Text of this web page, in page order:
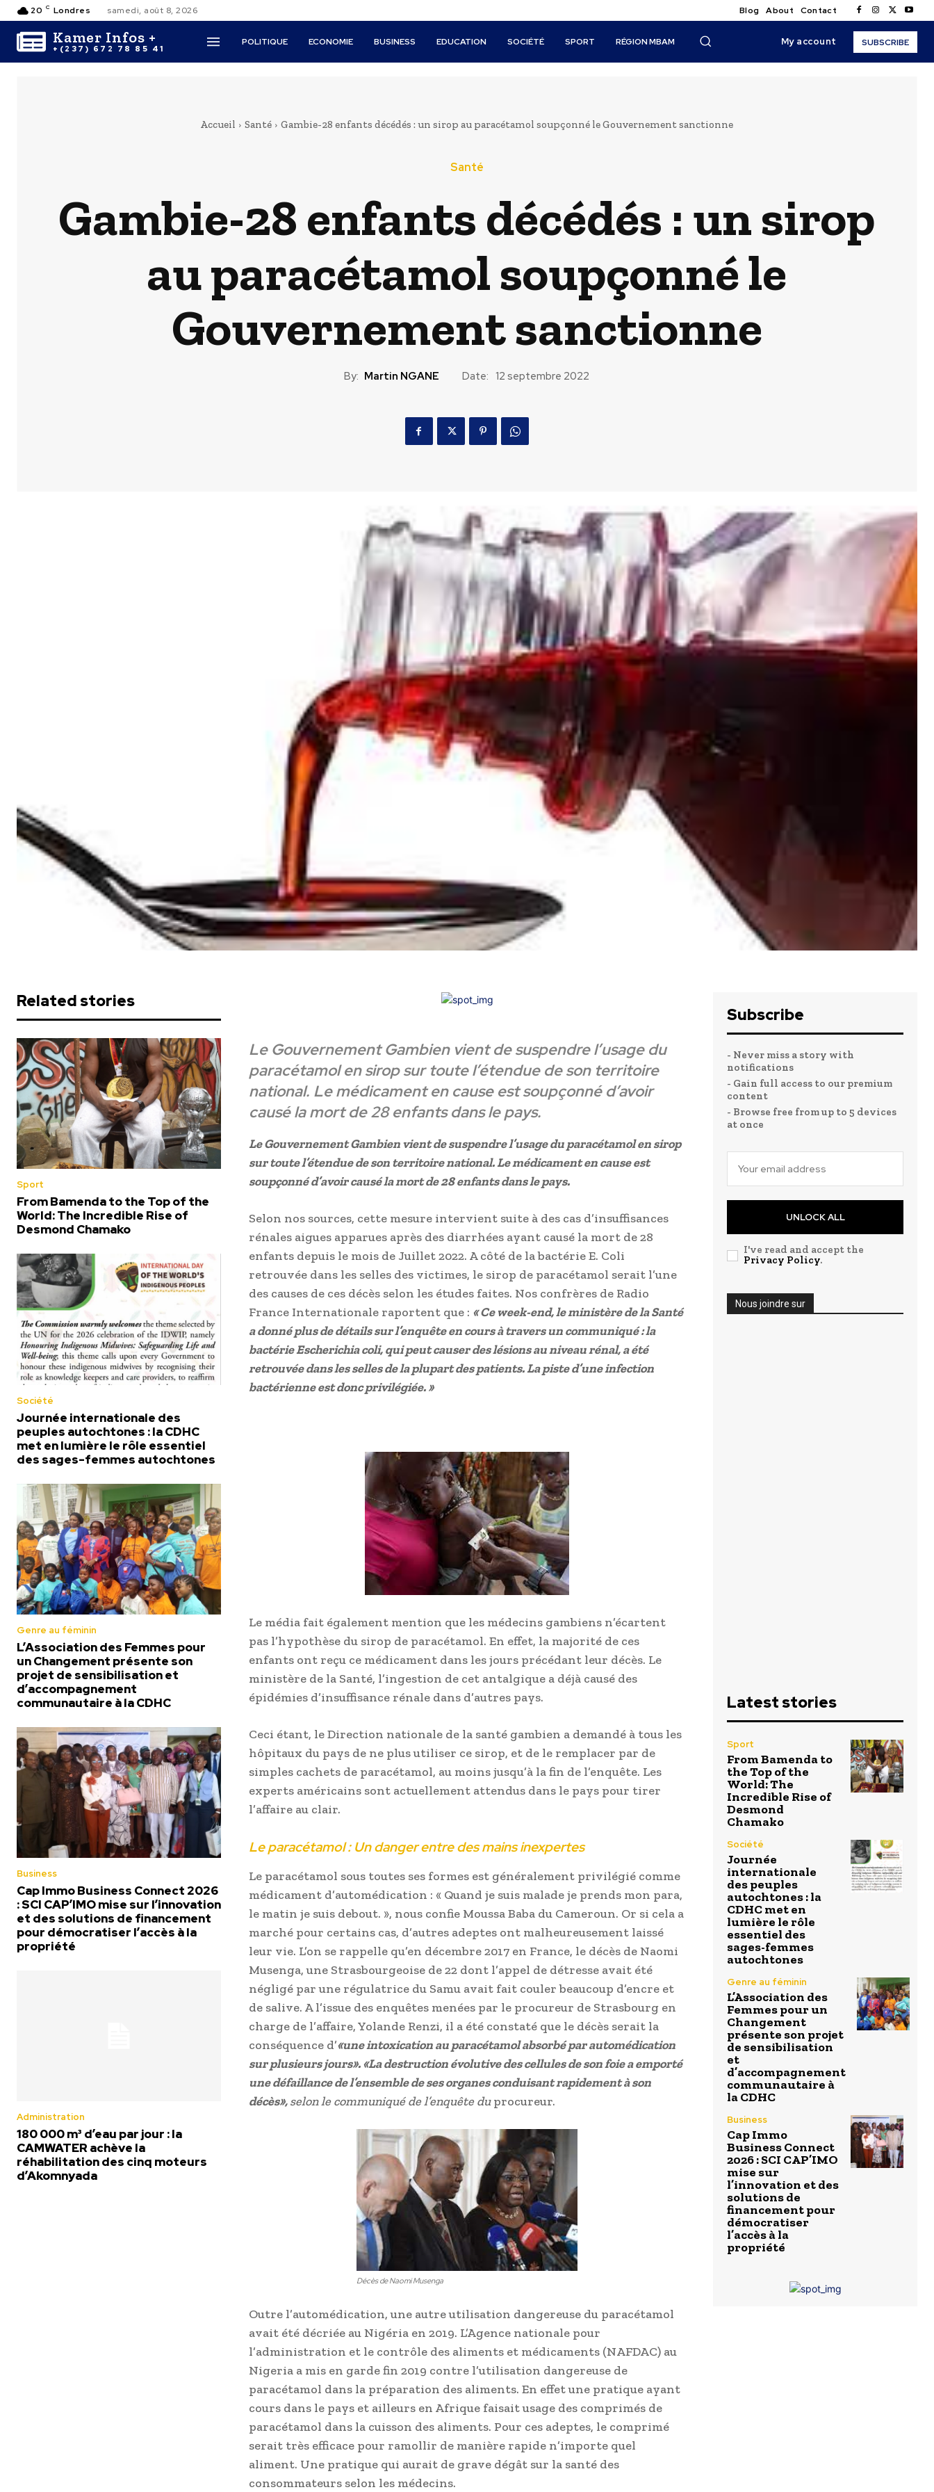
20 C Londres samedi, août 8, 2026 Blog About Contact
Kamer Infos +
+(237) 672 78 85 41
POLITIQUE ECONOMIE BUSINESS EDUCATION SOCIÉTÉ SPORT RÉGION MBAM My account SUBSCRIBE
Accueil Santé Gambie-28 enfants décédés : un sirop au paracétamol soupçonné le Gouvernement sanctionne
Santé
Gambie-28 enfants décédés : un sirop
au paracétamol soupçonné le
Gouvernement sanctionne
By: Martin NGANE Date: 12 septembre 2022
Related stories
Sport
From Bamenda to the Top of the
World: The Incredible Rise of
Desmond Chamako
Société
Journée internationale des
peuples autochtones : la CDHC
met en lumière le rôle essentiel
des sages-femmes autochtones
Genre au féminin
L’Association des Femmes pour
un Changement présente son
projet de sensibilisation et
d’accompagnement
communautaire à la CDHC
Business
Cap Immo Business Connect 2026
: SCI CAP’IMO mise sur l’innovation
et des solutions de financement
pour démocratiser l’accès à la
propriété
Administration
180 000 m³ d’eau par jour : la
CAMWATER achève la
réhabilitation des cinq moteurs
d’Akomnyada
Le Gouvernement Gambien vient de suspendre l’usage du
paracétamol en sirop sur toute l’étendue de son territoire
national. Le médicament en cause est soupçonné d’avoir
causé la mort de 28 enfants dans le pays.
Le Gouvernement Gambien vient de suspendre l’usage du paracétamol en sirop
sur toute l’étendue de son territoire national. Le médicament en cause est
soupçonné d’avoir causé la mort de 28 enfants dans le pays.
Selon nos sources, cette mesure intervient suite à des cas d’insuffisances
rénales aigues apparues après des diarrhées ayant causé la mort de 28
enfants depuis le mois de Juillet 2022. A côté de la bactérie E. Coli
retrouvée dans les selles des victimes, le sirop de paracétamol serait l’une
des causes de ces décès selon les études faites. Nos confrères de Radio
France Internationale raportent que : « Ce week-end, le ministère de la Santé
a donné plus de détails sur l’enquête en cours à travers un communiqué : la
bactérie Escherichia coli, qui peut causer des lésions au niveau rénal, a été
retrouvée dans les selles de la plupart des patients. La piste d’une infection
bactérienne est donc privilégiée. »
Le média fait également mention que les médecins gambiens n’écartent
pas l’hypothèse du sirop de paracétamol. En effet, la majorité de ces
enfants ont reçu ce médicament dans les jours précédant leur décès. Le
ministère de la Santé, l’ingestion de cet antalgique a déjà causé des
épidémies d’insuffisance rénale dans d’autres pays.
Ceci étant, le Direction nationale de la santé gambien a demandé à tous les
hôpitaux du pays de ne plus utiliser ce sirop, et de le remplacer par de
simples cachets de paracétamol, au moins jusqu’à la fin de l’enquête. Les
experts américains sont actuellement attendus dans le pays pour tirer
l’affaire au clair.
Le paracétamol : Un danger entre des mains inexpertes
Le paracétamol sous toutes ses formes est généralement privilégié comme
médicament d’automédication : « Quand je suis malade je prends mon para,
le matin je suis debout. », nous confie Moussa Baba du Cameroun. Or si cela a
marché pour certains cas, d’autres adeptes ont malheureusement laissé
leur vie. L’on se rappelle qu’en décembre 2017 en France, le décès de Naomi
Musenga, une Strasbourgeoise de 22 dont l’appel de détresse avait été
négligé par une régulatrice du Samu avait fait couler beaucoup d’encre et
de salive. A l’issue des enquêtes menées par le procureur de Strasbourg en
charge de l’affaire, Yolande Renzi, il a été constaté que le décès serait la
conséquence d’«une intoxication au paracétamol absorbé par automédication
sur plusieurs jours». «La destruction évolutive des cellules de son foie a emporté
une défaillance de l’ensemble de ses organes conduisant rapidement à son
décès»,selon le communiqué de l’enquête duprocureur.
Décès de Naomi Musenga
Outre l’automédication, une autre utilisation dangereuse du paracétamol
avait été décriée au Nigéria en 2019. L’Agence nationale pour
l’administration et le contrôle des aliments et médicaments (NAFDAC) au
Nigeria a mis en garde fin 2019 contre l’utilisation dangereuse de
paracétamol dans la préparation des aliments. En effet une pratique ayant
cours dans le pays et ailleurs en Afrique faisait usage des comprimés de
paracétamol dans la cuisson des aliments. Pour ces adeptes, le comprimé
serait très efficace pour ramollir de manière rapide n’importe quel
aliment. Une pratique qui aurait de grave dégât sur la santé des
consommateurs selon les médecins.
Subscribe
- Never miss a story with
notifications
- Gain full access to our premium
content
- Browse free from up to 5 devices
at once
UNLOCK ALL
I've read and accept the
Privacy Policy.
Nous joindre sur
Latest stories
Sport
From Bamenda to
the Top of the
World: The
Incredible Rise of
Desmond
Chamako
Société
Journée
internationale
des peuples
autochtones : la
CDHC met en
lumière le rôle
essentiel des
sages-femmes
autochtones
Genre au féminin
L’Association des
Femmes pour un
Changement
présente son projet
de sensibilisation
et
d’accompagnement
communautaire à
la CDHC
Business
Cap Immo
Business Connect
2026 : SCI CAP’IMO
mise sur
l’innovation et des
solutions de
financement pour
démocratiser
l’accès à la
propriété